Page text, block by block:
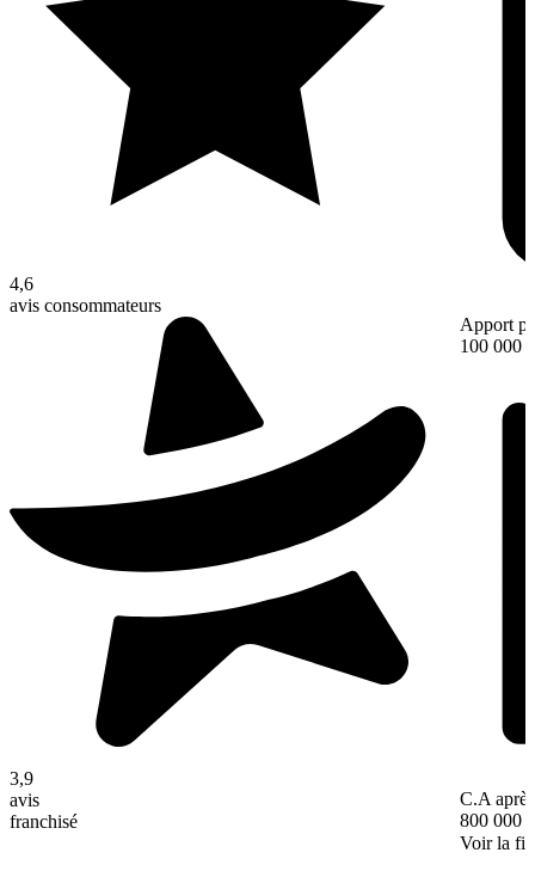
4,6
avis consommateurs
3,9
avis
franchisé
Apport
100 000 €
C.A
800 000 €
Voir la